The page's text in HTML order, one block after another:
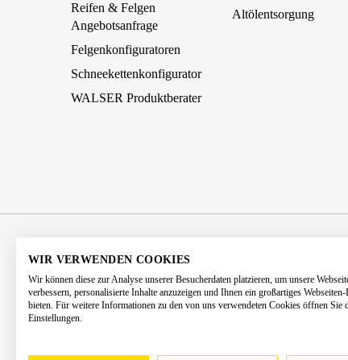
Reifen & Felgen
Angebotsanfrage
Felgenkonfiguratoren
Schneekettenkonfigurator
WALSER Produktberater
Altölentsorgung
AGB Impressum
Barrierefreiheitserklärung
Kontakt
* Alle
WIR VERWENDEN COOKIES
Wir können diese zur Analyse unserer Besucherdaten platzieren, um unsere
verbessern, personalisierte Inhalte anzuzeigen und Ihnen ein großartiges
bieten. Für weitere Informationen zu den von uns verwendeten Cookies öffnen Sie
Einstellungen.